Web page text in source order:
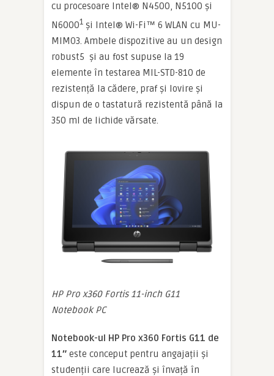
cu procesoare Intel® N4500, N5100 și
N60001 și Intel® Wi-Fi™ 6 WLAN cu MU-
MIMO3. Ambele dispozitive au un design
robust5 și au fost supuse la 19
elemente în testarea MIL-STD-810 de
rezistență la cădere, praf și lovire și
dispun de o tastatură rezistentă până la
350 ml de lichide vărsate.
HP Pro x360 Fortis 11-inch G11
Notebook PC
Notebook-ul HP Pro x360 Fortis G11 de
11″ este conceput pentru angajații și
studenții care lucrează și învață în